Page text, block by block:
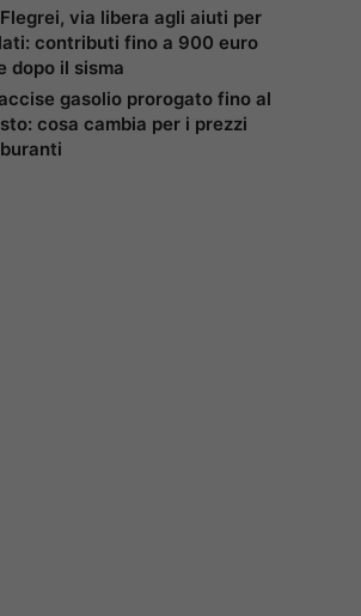
via libera agli aiuti per
contributi fino a 900 euro
dopo il sisma
gasolio prorogato fino al
cosa cambia per i prezzi